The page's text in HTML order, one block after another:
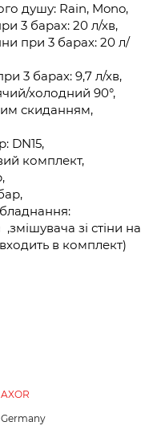
душу: Rain, Mono,
3 барах: 20 л/хв,
при 3 барах: 20 л/
3 барах: 9,7 л/хв,
холодний 90°,
скиданням,
DN15,
комплект,
зі стіни на
в комплект)
AXOR
Germany